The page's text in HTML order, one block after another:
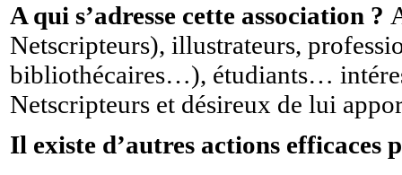
A qui s’adresse cette association ?
Netscripteurs), illustrateurs,
bibliothécaires…), étudiants…
Netscripteurs et désireux de lui
Il existe d’autres actions efficaces